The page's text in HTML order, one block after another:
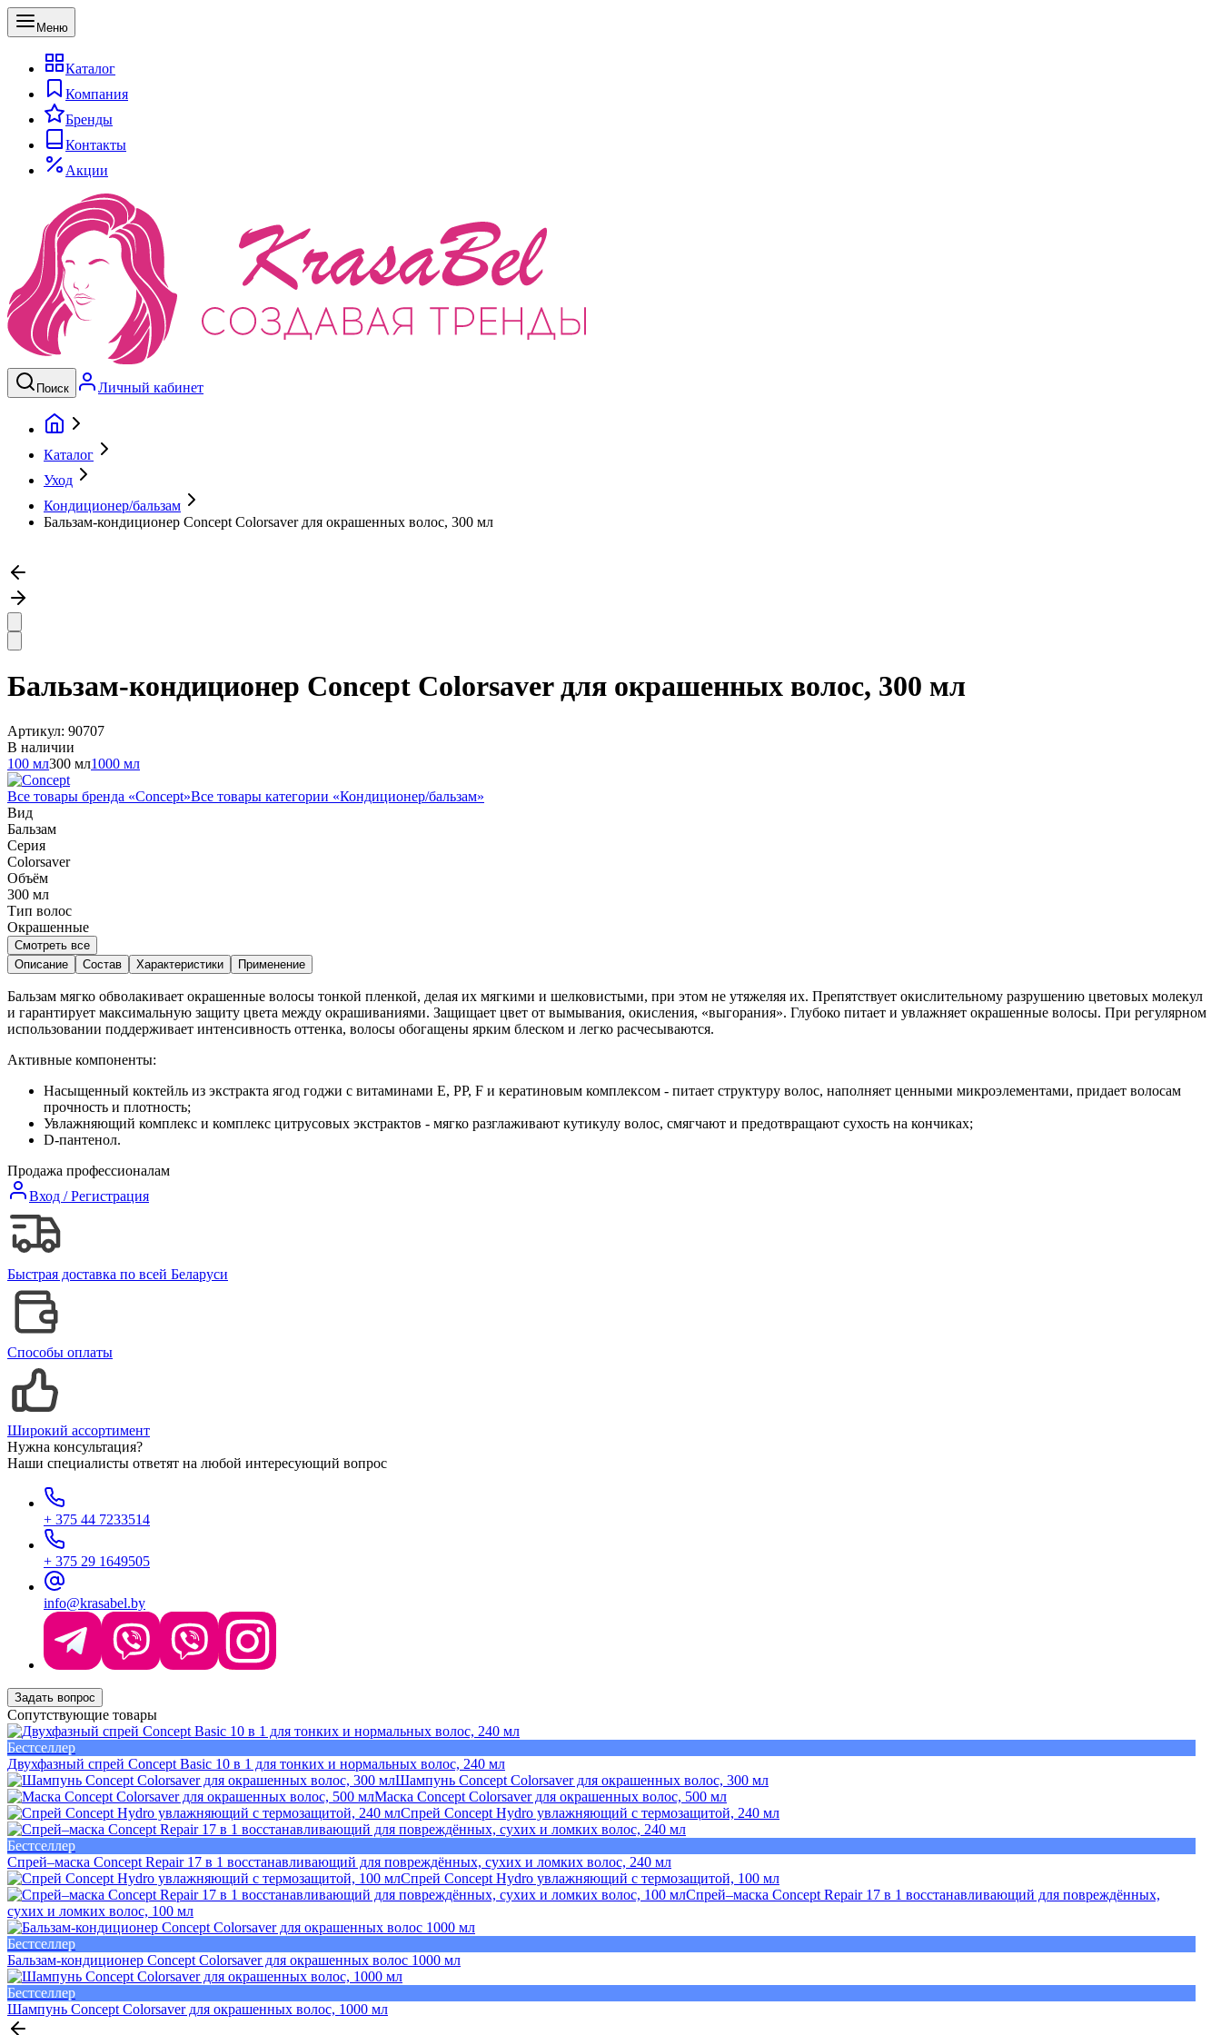
Меню
Каталог
Компания
Бренды
Контакты
Акции
Поиск Личный кабинет
Каталог
Уход
Кондиционер/бальзам
Бальзам-кондиционер Concept Colorsaver для окрашенных волос, 300 мл
Бальзам-кондиционер Concept Colorsaver для окрашенных волос, 300 мл
Артикул: 90707
В наличии
100 мл300 мл1000 мл
Все товары бренда «Concept»Все товары категории «Кондиционер/бальзам»
Вид
Бальзам
Серия
Colorsaver
Объём
300 мл
Тип волос
Окрашенные
Смотреть все
Описание
Состав Характеристики Применение
Бальзам мягко обволакивает окрашенные волосы тонкой пленкой, делая их мягкими и шелковистыми, при этом не утяжеляя их. Препятствует окислительному разрушению цветовых молекул
и гарантирует максимальную защиту цвета между окрашиваниями. Защищает цвет от вымывания, окисления, «выгорания». Глубоко питает и увлажняет окрашенные волосы. При регулярном
использовании поддерживает интенсивность оттенка, волосы обогащены ярким блеском и легко расчесываются.
Активные компоненты:
Насыщенный коктейль из экстракта ягод годжи с витаминами E, РР, F и кератиновым комплексом - питает структуру волос, наполняет ценными микроэлементами, придает волосам
прочность и плотность;
Увлажняющий комплекс и комплекс цитрусовых экстрактов - мягко разглаживают кутикулу волос, смягчают и предотвращают сухость на кончиках;
D-пантенол.
Продажа профессионалам
Вход / Регистрация
Быстрая доставка по всей Беларуси
Способы оплаты
Широкий ассортимент
Нужна консультация?
Наши специалисты ответят на любой интересующий вопрос
+ 375 44 7233514
+ 375 29 1649505
info@krasabel.by
Задать вопрос
Сопутствующие товары
Бестселлер
Двухфазный спрей Concept Basic 10 в 1 для тонких и нормальных волос, 240 мл
Шампунь Concept Colorsaver для окрашенных волос, 300 мл
Маска Concept Colorsaver для окрашенных волос, 500 мл
Спрей Concept Hydro увлажняющий с термозащитой, 240 мл
Бестселлер
Спрей–маска Concept Repair 17 в 1 восстанавливающий для повреждённых, сухих и ломких волос, 240 мл
Спрей Concept Hydro увлажняющий с термозащитой, 100 мл
Спрей–маска Concept Repair 17 в 1 восстанавливающий для повреждённых,
сухих и ломких волос, 100 мл
Бестселлер
Бальзам-кондиционер Concept Colorsaver для окрашенных волос 1000 мл
Бестселлер
Шампунь Concept Colorsaver для окрашенных волос, 1000 мл